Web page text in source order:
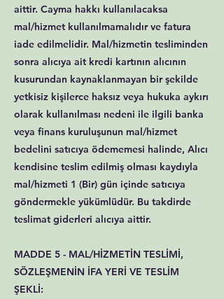
aittir. Cayma hakkı kullanılacaksa
mal/hizmet kullanılmamalıdır ve fatura
iade edilmelidir. Mal/hizmetin tesliminden
sonra alıcıya ait kredi kartının alıcının
kusurundan kaynaklanmayan bir şekilde
yetkisiz kişilerce haksız veya hukuka aykırı
olarak kullanılması nedeni ile ilgili banka
veya finans kuruluşunun mal/hizmet
bedelini satıcıya ödememesi halinde, Alıcı
kendisine teslim edilmiş olması kaydıyla
mal/hizmeti 1 (Bir) gün içinde satıcıya
göndermekle yükümlüdür. Bu takdirde
teslimat giderleri alıcıya aittir.
MADDE 5 - MAL/HİZMETİN TESLİMİ,
SÖZLEŞMENİN İFA YERİ VE TESLİM
ŞEKLİ: